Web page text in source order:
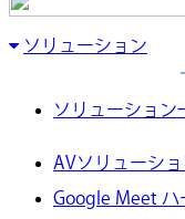
ソリューション
ソリューション
AVソリューショ
Google Meet ハ